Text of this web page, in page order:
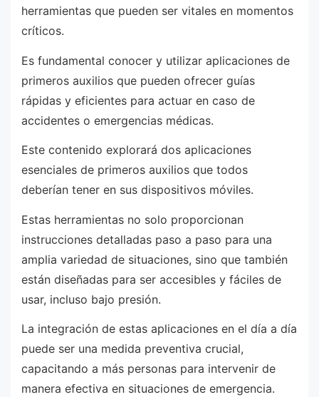
herramientas que pueden ser vitales en momentos
críticos.
Es fundamental conocer y utilizar aplicaciones de
primeros auxilios que pueden ofrecer guías
rápidas y eficientes para actuar en caso de
accidentes o emergencias médicas.
Este contenido explorará dos aplicaciones
esenciales de primeros auxilios que todos
deberían tener en sus dispositivos móviles.
Estas herramientas no solo proporcionan
instrucciones detalladas paso a paso para una
amplia variedad de situaciones, sino que también
están diseñadas para ser accesibles y fáciles de
usar, incluso bajo presión.
La integración de estas aplicaciones en el día a día
puede ser una medida preventiva crucial,
capacitando a más personas para intervenir de
manera efectiva en situaciones de emergencia.